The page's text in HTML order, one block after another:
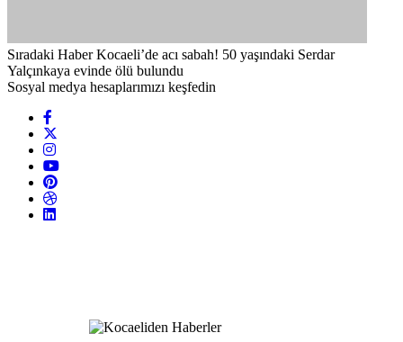
Sıradaki Haber Kocaeli’de acı sabah! 50 yaşındaki Serdar
Yalçınkaya evinde ölü bulundu
Sosyal medya hesaplarımızı keşfedin